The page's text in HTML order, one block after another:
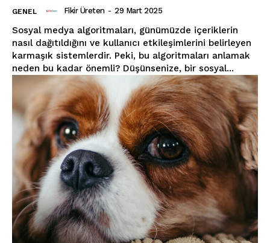
GENEL Fikir Üreten - 29 Mart 2025
Sosyal medya algoritmaları, günümüzde içeriklerin
nasıl dağıtıldığını ve kullanıcı etkileşimlerini belirleyen
karmaşık sistemlerdir. Peki, bu algoritmaları anlamak
neden bu kadar önemli? Düşünsenize, bir sosyal...